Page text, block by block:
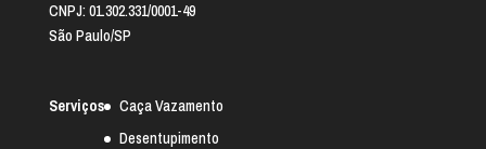
CNPJ: 01.302.331/0001-49
São Paulo/SP
Serviços
Caça Vazamento
Desentupimento